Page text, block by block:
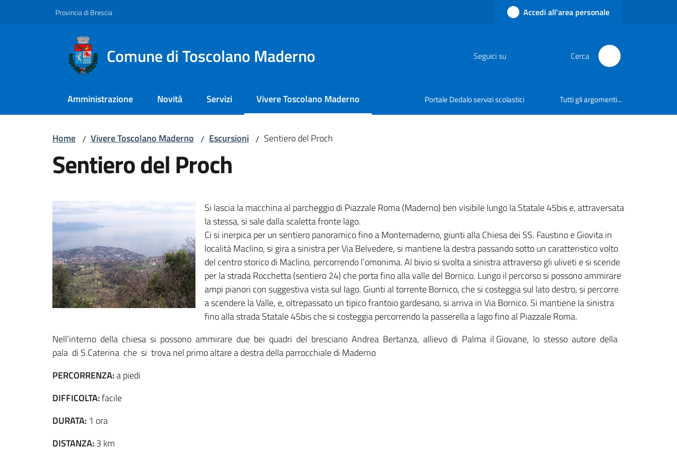
Provincia di Brescia Accedi all'area personale
Comune di Toscolano Maderno Seguici su Cerca
Amministrazione Novità Servizi Vivere Toscolano Maderno
Menu selezionato Portale Dedalo servizi scolastici Tutti gli argomenti...
Home / Vivere Toscolano Maderno / Escursioni / Sentiero del Proch
Sentiero del Proch
Si lascia la macchina al parcheggio di Piazzale Roma (Maderno) ben visibile lungo la Statale 45bis e, attraversata
la stessa, si sale dalla scaletta fronte lago.
Ci si inerpica per un sentiero panoramico fino a Montemaderno, giunti alla Chiesa dei SS. Faustino e Giovita in
località Maclino, si gira a sinistra per Via Belvedere, si mantiene la destra passando sotto un caratteristico volto
del centro storico di Maclino, percorrendo l’omonima. Al bivio si svolta a sinistra attraverso gli uliveti e si scende
per la strada Rocchetta (sentiero 24) che porta fino alla valle del Bornico. Lungo il percorso si possono ammirare
ampi pianori con suggestiva vista sul lago. Giunti al torrente Bornico, che si costeggia sul lato destro, si percorre
a scendere la Valle, e, oltrepassato un tipico frantoio gardesano, si arriva in Via Bornico. Si mantiene la sinistra
fino alla strada Statale 45bis che si costeggia percorrendo la passerella a lago fino al Piazzale Roma.
Nell’interno della chiesa si possono ammirare due bei quadri del bresciano Andrea Bertanza, allievo di Palma il Giovane, lo stesso autore della
pala di S.Caterina che si trova nel primo altare a destra della parrocchiale di Maderno
PERCORRENZA:a piedi
DIFFICOLTA:facile
DURATA: 1 ora
DISTANZA:3 km